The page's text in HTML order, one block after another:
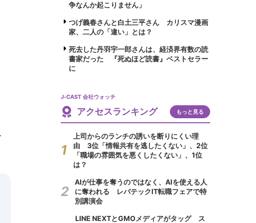
争なんか起こりません」
つげ義春さんと白土三平さん カリスマ漫画
家、二人の「違い」とは？
死去した丹羽宇一郎さんは、経済界有数の読
書家だった 『死ぬほど読書』ベストセラー
に
J-CAST 会社ウォッチ
アクセスランキング もっと見る
上司からのランチの誘いを断りにくい理
由 3位「情報共有を逃したくない」、2位
「職場の雰囲気を悪くしたくない」、1位
は？
AIが仕事を奪うのではなく、AIを使える人
に奪われる レバテックIT転職フェアで特
別講演会
LINE NEXTとGMOメディアがタッグ ス